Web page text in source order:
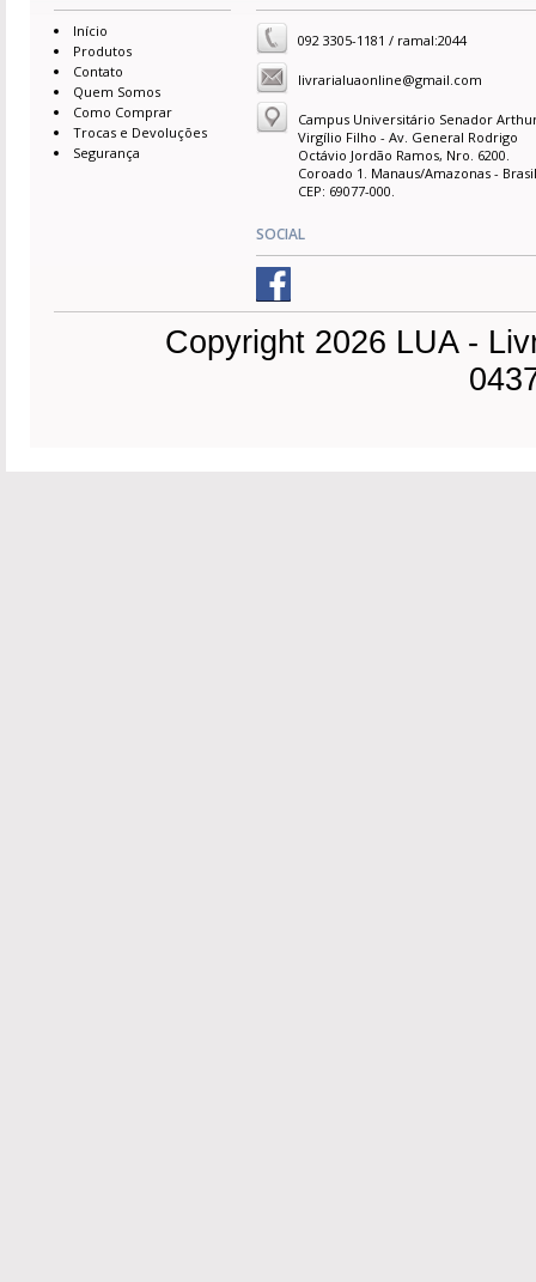
Início
Produtos
Contato
Quem Somos
Como Comprar
Trocas e Devoluções
Segurança
092 3305-1181 / ramal:2044
livrarialuaonline@gmail.com
Campus Universitário Senador
Virgílio Filho - Av. General Rodrigo
Octávio Jordão Ramos, Nro. 6200.
Coroado 1. Manaus/Amazonas -
CEP: 69077-000.
SOCIAL
Copyright 2026 LUA -